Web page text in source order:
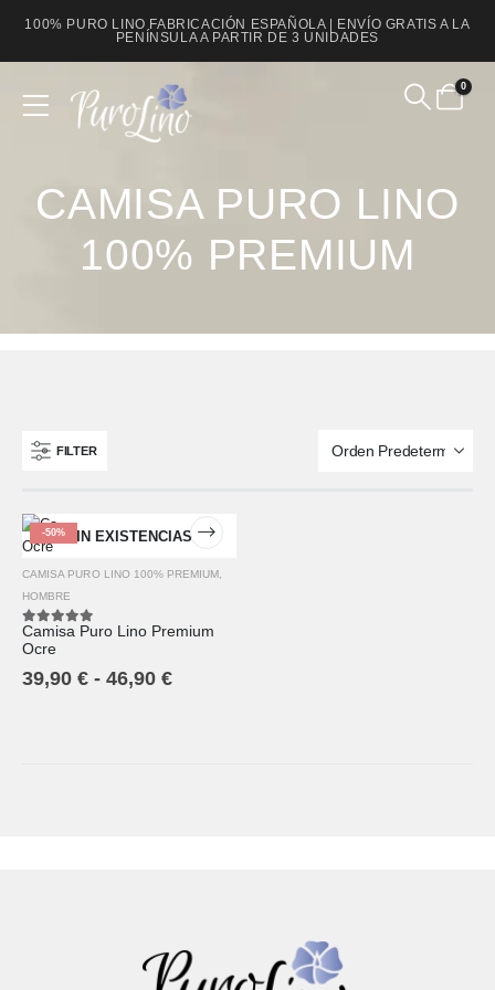
100% PURO LINO FABRICACIÓN ESPAÑOLA | ENVÍO GRATIS A LA
PENÍNSULA A PARTIR DE 3 UNIDADES
0
CAMISA PURO LINO
100% PREMIUM
FILTER
-50% SIN EXISTENCIAS
CAMISA PURO LINO 100% PREMIUM
HOMBRE
5.00 out of 5
Camisa Puro Lino Premium
Ocre
39,90 € - 46,90 €